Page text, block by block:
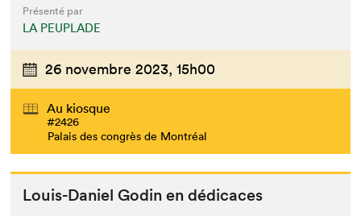
Présenté par
LA PEUPLADE
26 novembre 2023, 15h00
Au kiosque
#2426
Palais des congrès de Montréal
Louis-Daniel Godin en dédicaces